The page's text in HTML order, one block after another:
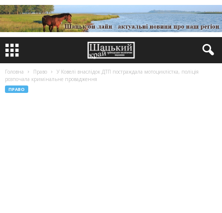
Головна Право
У Ковелі внаслідок ДТП постраждала мотоциклістка, поліція
розпочала кримінальне провадження
ПРАВО